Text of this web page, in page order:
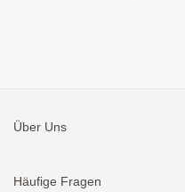
Über Uns
Häufige Fragen